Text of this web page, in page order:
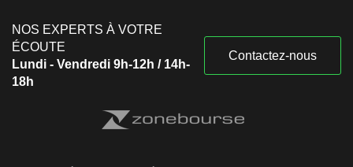
NOS EXPERTS À VOTRE
ÉCOUTE
Lundi - Vendredi 9h-12h / 14h-
18h
Contactez-nous